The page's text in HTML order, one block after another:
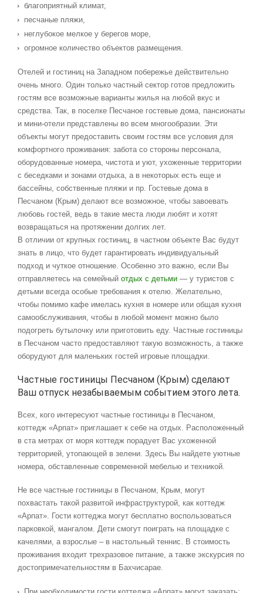
благоприятный климат,
песчаные пляжи,
неглубокое мелкое у берегов море,
огромное количество объектов размещения.
Отелей и гостиниц на Западном побережье действительно
очень много. Один только частный сектор готов предложить
гостям все возможные варианты жилья на любой вкус и
средства. Так, в поселке Песчаное гостевые дома, пансионаты
и мини-отели представлены во всем многообразии. Эти
объекты могут предоставить своим гостям все условия для
комфортного проживания: забота со стороны персонала,
оборудованные номера, чистота и уют, ухоженные территории
с беседками и зонами отдыха, а в некоторых есть еще и
бассейны, собственные пляжи и пр. Гостевые дома в
Песчаном (Крым) делают все возможное, чтобы завоевать
любовь гостей, ведь в такие места люди любят и хотят
возвращаться на протяжении долгих лет.
В отличии от крупных гостиниц, в частном объекте Вас будут
знать в лицо, что будет гарантировать индивидуальный
подход и чуткое отношение. Особенно это важно, если Вы
отправляетесь на семейный отдых с детьми — у туристов с
детьми всегда особые требования к отелю. Желательно,
чтобы помимо кафе имелась кухня в номере или общая кухня
самообслуживания, чтобы в любой момент можно было
подогреть бутылочку или приготовить еду. Частные гостиницы
в Песчаном часто предоставляют такую возможность, а также
оборудуют для маленьких гостей игровые площадки.
Частные гостиницы Песчаном (Крым) сделают
Ваш отпуск незабываемым событием этого лета.
Всех, кого интересуют частные гостиницы в Песчаном,
коттедж «Арпат» приглашает к себе на отдых. Расположенный
в ста метрах от моря коттедж порадует Вас ухоженной
территорией, утопающей в зелени. Здесь Вы найдете уютные
номера, обставленные современной мебелью и техникой.
Не все частные гостиницы в Песчаном, Крым, могут
похвастать такой развитой инфраструктурой, как коттедж
«Арпат». Гости коттеджа могут бесплатно воспользоваться
парковкой, мангалом. Дети смогут поиграть на площадке с
качелями, а взрослые – в настольный теннис. В стоимость
проживания входит трехразовое питание, а также экскурсия по
достопримечательностям в Бахчисарае.